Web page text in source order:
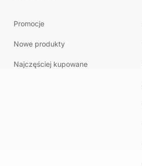
Promocje
Nowe produkty
Najczęściej kupowane